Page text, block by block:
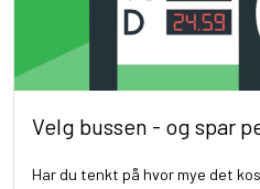
Velg bussen - og spar
Har du tenkt på hvor mye det